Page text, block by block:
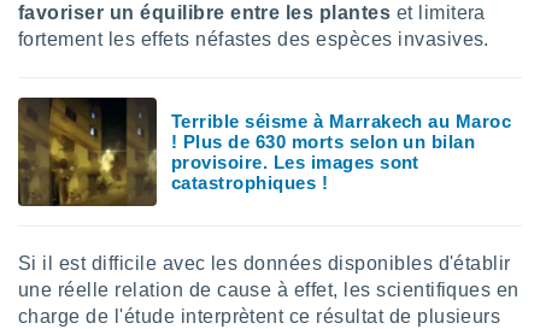
» ou
web.
nos
le
ou
des
favoriser un équilibre entre les plantes et limitera
fortement les effets néfastes des espèces invasives.
Terrible séisme à Marrakech au Maroc
! Plus de 630 morts selon un bilan
provisoire. Les images sont
catastrophiques !
Si il est difficile avec les données disponibles d'établir
une réelle relation de cause à effet, les scientifiques en
charge de l'étude interprètent ce résultat de plusieurs